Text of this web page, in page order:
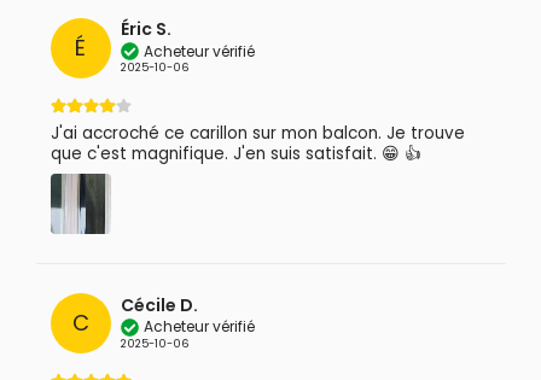
É
Éric S.
Acheteur vérifié
2025-10-06
J'ai accroché ce carillon sur mon balcon. Je trouve
que c'est magnifique. J'en suis satisfait. 😁 👍
C
Cécile D.
Acheteur vérifié
2025-10-06